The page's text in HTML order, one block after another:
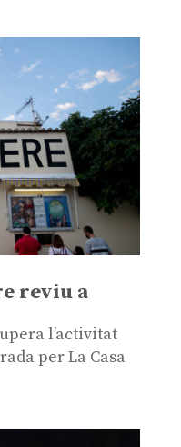
reviu a
l’activitat
per La Casa